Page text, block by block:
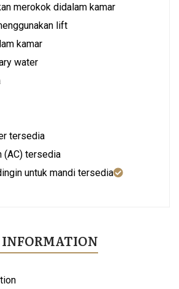
merokok didalam kamar
lift
kamar
water
tersedia
(AC) tersedia
untuk mandi tersedia